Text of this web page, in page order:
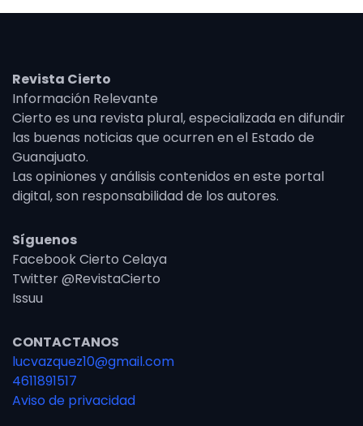
Revista Cierto
Información Relevante
Cierto es una revista plural, especializada en difundir
las buenas noticias que ocurren en el Estado de
Guanajuato.
Las opiniones y análisis contenidos en este portal
digital, son responsabilidad de los autores.
Síguenos
Facebook Cierto Celaya
Twitter @RevistaCierto
Issuu
CONTACTANOS
lucvazquez10@gmail.com
4611891517
Aviso de privacidad